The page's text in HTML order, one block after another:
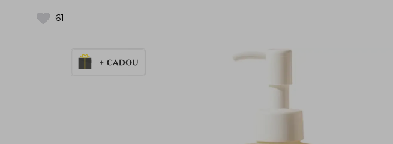
61